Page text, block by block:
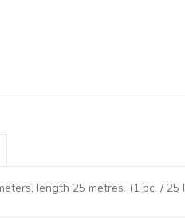
length 25 metres. (1 pc. / 25